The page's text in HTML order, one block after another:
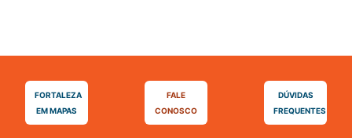
FORTALEZA
EM MAPAS
FALE
CONOSCO
DÚVIDAS
FREQUENTES